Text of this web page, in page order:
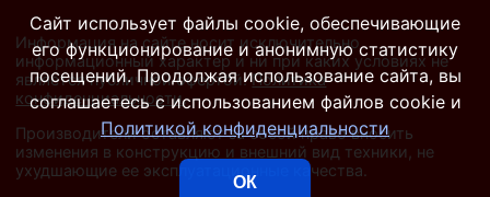
Информация на сайте носит исключительно
информационный характер и ни при каких условиях не
является публичной офертой.Политика
конфиденциальности.
Производители оставляют за собой право вносить
изменения в конструкцию и внешний вид техники, не
ухудшающие ее эксплуатационные качества.
Сайт использует файлы cookie, обеспечивающие
его функционирование и анонимную статистику
посещений. Продолжая использование сайта, вы
соглашаетесь с использованием файлов cookie и
Политикой конфиденциальности
ОК